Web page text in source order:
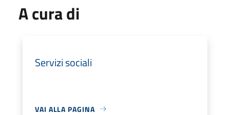
A cura di
Servizi sociali
VAI ALLA PAGINA